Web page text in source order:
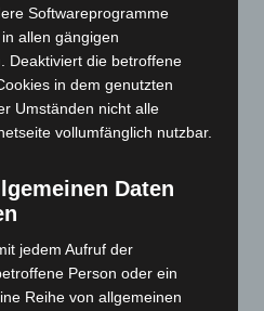
der Schulferien, da sie
testen. Bei Kindern, bei
möglich ist, greift auch
‚Umfeldtesten‘. Dabei kann
aus dem Haushalt des
die Undurchführbarkeit durch
nachgewiesen ist oder
Kenntnis von der
Personen, mit Ausnahme
Beschäftigten der
Softwareprogramme
allen gängigen
Deaktiviert die betroffene
in dem genutzten
Umständen nicht alle
vollumfänglich nutzbar.
Daten
jedem Aufruf der
Person oder ein
Reihe von allgemeinen